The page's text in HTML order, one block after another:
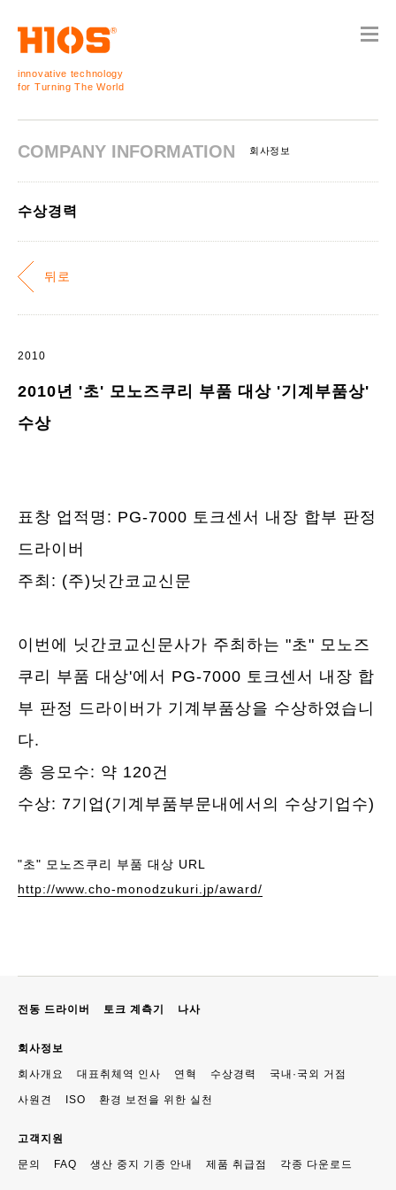
innovative technology
for Turning The World
COMPANY INFORMATION 회사정보
수상경력
뒤로
2010
2010년 '초' 모노즈쿠리 부품 대상 '기계부품상'
수상
표창 업적명: PG-7000 토크센서 내장 합부 판정
드라이버
주최: (주)닛간코교신문
이번에 닛간코교신문사가 주최하는 "초" 모노즈
쿠리 부품 대상'에서 PG-7000 토크센서 내장 합
부 판정 드라이버가 기계부품상을 수상하였습니
다.
총 응모수: 약 120건
수상: 7기업(기계부품부문내에서의 수상기업수)
"초" 모노즈쿠리 부품 대상 URL
http://www.cho-monodzukuri.jp/award/
전동 드라이버 토크 계측기 나사
회사정보
회사개요 대표취체역 인사 연혁 수상경력 국내·국외 거점
사원견 ISO 환경 보전을 위한 실천
고객지원
문의 FAQ 생산 중지 기종 안내 제품 취급점 각종 다운로드